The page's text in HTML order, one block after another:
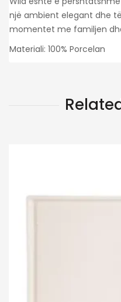
një ambient elegant dhe
momentet me familjen
Materiali: 100% Porcelan